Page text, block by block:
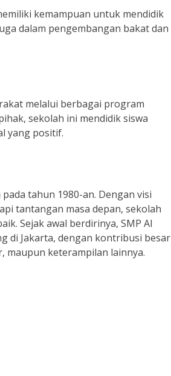
kemampuan untuk mendidik
dalam pengembangan bakat dan
melalui berbagai program
sekolah ini mendidik siswa
yang positif.
tahun 1980-an. Dengan visi
tantangan masa depan, sekolah
Sejak awal berdirinya, SMP Al
di Jakarta, dengan kontribusi besar
maupun keterampilan lainnya.